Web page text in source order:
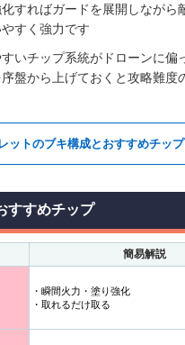
すればガードを展開しながら
すく強力です
いチップ系統がドローンに偏
盤から上げておくと攻略難度
ットのブキ構成とおすすめチップ
すすめチップ
簡易解説
・瞬間火力・塗り強化
・取れるだけ取る